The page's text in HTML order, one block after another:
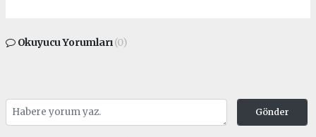
Okuyucu Yorumları(0)
Gönder